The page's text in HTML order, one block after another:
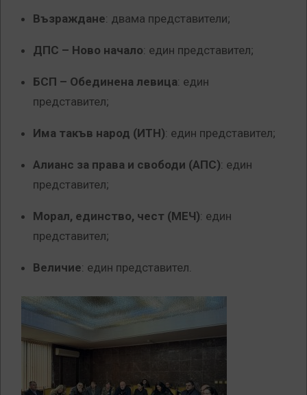
Възраждане: двама представители;
ДПС – Ново начало: един представител;
БСП – Обединена левица: един
представител;
Има такъв народ (ИТН): един представител;
Алианс за права и свободи (АПС): един
представител;
Морал, единство, чест (МЕЧ): един
представител;
Величие: един представител.